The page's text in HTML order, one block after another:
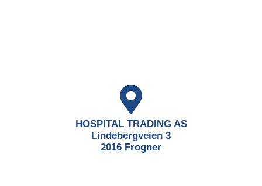
HOSPITAL TRADING AS
Lindebergveien 3
2016 Frogner